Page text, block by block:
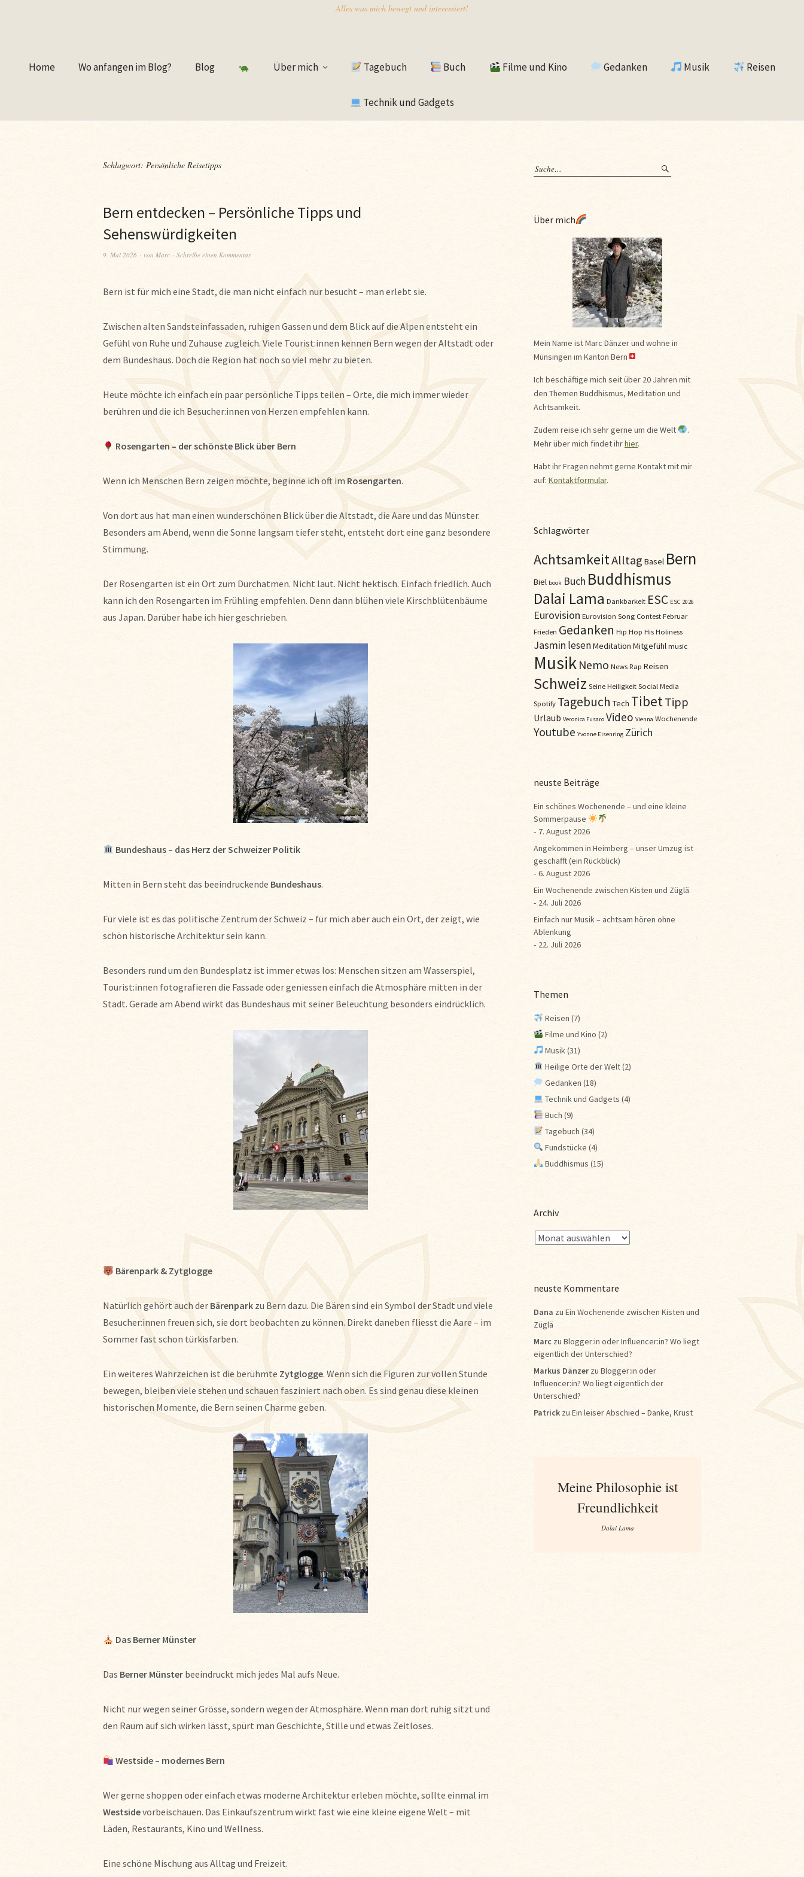
Alles was mich bewegt und interessiert!
Home Wo anfangen im Blog? Blog Über mich Tagebuch Buch Filme und Kino Gedanken Musik Reisen
Technik und Gadgets
Schlagwort: Persönliche Reisetipps
Bern entdecken – Persönliche Tipps und
Sehenswürdigkeiten
9. Mai 2026 von Marc Schreibe einen Kommentar
Bern ist für mich eine Stadt, die man nicht einfach nur besucht – man erlebt sie.
Zwischen alten Sandsteinfassaden, ruhigen Gassen und dem Blick auf die Alpen entsteht ein
Gefühl von Ruhe und Zuhause zugleich. Viele Tourist:innen kennen Bern wegen der Altstadt oder
dem Bundeshaus. Doch die Region hat noch so viel mehr zu bieten.
Heute möchte ich einfach ein paar persönliche Tipps teilen – Orte, die mich immer wieder
berühren und die ich Besucher:innen von Herzen empfehlen kann.
Rosengarten – der schönste Blick über Bern
Wenn ich Menschen Bern zeigen möchte, beginne ich oft imRosengarten.
Von dort aus hat man einen wunderschönen Blick über die Altstadt, die Aare und das Münster.
Besonders am Abend, wenn die Sonne langsam tiefer steht, entsteht dort eine ganz besondere
Stimmung.
Der Rosengarten ist ein Ort zum Durchatmen. Nicht laut. Nicht hektisch. Einfach friedlich. Auch
kann ich den Rosengarten im Frühling empfehlen. Denn dann blühen viele Kirschblütenbäume
aus Japan. Darüber habe ich hier geschrieben.
Bundeshaus – das Herz der Schweizer Politik
Mitten in Bern steht das beeindruckende Bundeshaus.
Für viele ist es das politische Zentrum der Schweiz – für mich aber auch ein Ort, der zeigt, wie
schön historische Architektur sein kann.
Besonders rund um den Bundesplatz ist immer etwas los: Menschen sitzen am Wasserspiel,
Tourist:innen fotografieren die Fassade oder geniessen einfach die Atmosphäre mitten in der
Stadt. Gerade am Abend wirkt das Bundeshaus mit seiner Beleuchtung besonders eindrücklich.
Bärenpark & Zytglogge
Natürlich gehört auch der Bärenpark zu Bern dazu. Die Bären sind ein Symbol der Stadt und viele
Besucher:innen freuen sich, sie dort beobachten zu können. Direkt daneben fliesst die Aare – im
Sommer fast schon türkisfarben.
Ein weiteres Wahrzeichen ist die berühmte Zytglogge. Wenn sich die Figuren zur vollen Stunde
bewegen, bleiben viele stehen und schauen fasziniert nach oben. Es sind genau diese kleinen
historischen Momente, die Bern seinen Charme geben.
Das Berner Münster
Das Berner Münster beeindruckt mich jedes Mal aufs Neue.
Nicht nur wegen seiner Grösse, sondern wegen der Atmosphäre. Wenn man dort ruhig sitzt und
den Raum auf sich wirken lässt, spürt man Geschichte, Stille und etwas Zeitloses.
Westside – modernes Bern
Wer gerne shoppen oder einfach etwas moderne Architektur erleben möchte, sollte einmal im
Westsidevorbeischauen. Das Einkaufszentrum wirkt fast wie eine kleine eigene Welt – mit
Läden, Restaurants, Kino und Wellness.
Eine schöne Mischung aus Alltag und Freizeit.
Über mich
Mein Name ist Marc Dänzer und wohne in
Münsingen im Kanton Bern
Ich beschäftige mich seit über 20 Jahren mit
den Themen Buddhismus, Meditation und
Achtsamkeit.
Zudem reise ich sehr gerne um die Welt
.
Mehr über mich findet ihrhier.
Habt ihr Fragen nehmt gerne Kontakt mit mir
auf: Kontaktformular.
Schlagwörter
AchtsamkeitAlltag Basel Bern
Biel book Buch Buddhismus
Dalai Lama Dankbarkeit ESC ESC 2026
Eurovision Eurovision Song ContestFebruar
Frieden Gedanken Hip Hop His Holiness
Jasmin lesenMeditation Mitgefühl music
Musik Nemo NewsRap Reisen
Schweiz Seine HeiligkeitSocial Media
Spotify Tagebuch Tech TibetTipp
Urlaub Veronica Fusaro Video Vienna Wochenende
Youtube Yvonne Eisenring Zürich
neuste Beiträge
Ein schönes Wochenende – und eine kleine
Sommerpause
7. August 2026
Angekommen in Heimberg – unser Umzug ist
geschafft (ein Rückblick)
6. August 2026
Ein Wochenende zwischen Kisten und Züglä
24. Juli 2026
Einfach nur Musik – achtsam hören ohne
Ablenkung
22. Juli 2026
Themen
Reisen (7)
Filme und Kino (2)
Musik (31)
Heilige Orte der Welt(2)
Gedanken (18)
Technik und Gadgets (4)
Buch (9)
Tagebuch (34)
Fundstücke (4)
Buddhismus (15)
Archiv
neuste Kommentare
Dana zu Ein Wochenende zwischen Kisten und
Züglä
Marc zu Blogger:in oder Influencer:in? Wo liegt
eigentlich der Unterschied?
Markus Dänzerzu Blogger:in oder
Influencer:in? Wo liegt eigentlich der
Unterschied?
Patrick zu Ein leiser Abschied – Danke, Krust
Meine Philosophie ist
Freundlichkeit
Dalai Lama